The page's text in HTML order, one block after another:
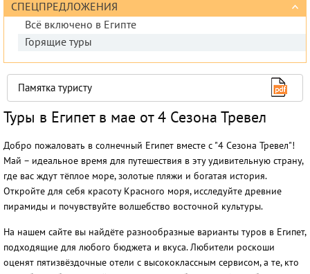
СПЕЦПРЕДЛОЖЕНИЯ
Всё включено в Египте
Горящие туры
Памятка туристу
Туры в Египет в мае от 4 Сезона Тревел
Добро пожаловать в солнечный Египет вместе с "4 Сезона Тревел"!
Май – идеальное время для путешествия в эту удивительную страну,
где вас ждут тёплое море, золотые пляжи и богатая история.
Откройте для себя красоту Красного моря, исследуйте древние
пирамиды и почувствуйте волшебство восточной культуры.
На нашем сайте вы найдёте разнообразные варианты туров в Египет,
подходящие для любого бюджета и вкуса. Любители роскоши
оценят пятизвёздочные отели с высококлассным сервисом, а те, кто